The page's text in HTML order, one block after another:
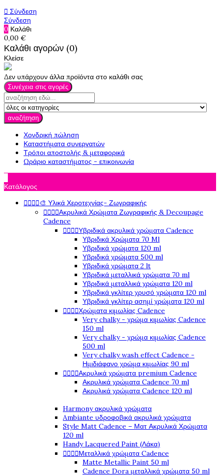
 Σύνδεση
Σύνδεση
0 Καλάθι
0,00 €
Καλάθι αγορών (0)
Κλείσε
Δεν υπάρχουν άλλα προϊόντα στο καλάθι σας
Συνέχεια στις αγορές
αναζήτηση
Χονδρική πώληση
Καταστήματα συνεργατών
Τρόποι αποστολής & μεταφορικά
Ωράριο καταστήματος - επικοινωνία
Κατάλογος
🎨 Υλικά Χεροτεχνίας- Ζωγραφικής
Ακρυλικά Χρώματα Ζωγραφικής & Decoupage
Cadence
Υβριδικά ακρυλικά χρώματα Cadence
Υβριδικά Χρώματα 70 Ml
Υβριδικά χρώματα 120 ml
Υβριδικά χρώματα 500 ml
Υβριδικά χρώματα 2 lt
Υβριδικά μεταλλικά χρώματα 70 ml
Υβριδικά μεταλλικά χρώματα 120 ml
Υβριδικά γκλίτερ χρυσό χρώματα 120 ml
Υβριδικά γκλίτερ ασημί χρώματα 120 ml
Χρώματα κιμωλίας Cadence
Very chalky - χρώμα κιμωλίας Cadence
150 ml
Very chalky - χρώμα κιμωλίας Cadence
500 ml
Very chalky wash effect Cadence -
Ημιδιάφανο χρώμα κιμωλίας 90 ml
Ακρυλικά χρώματα premium Cadence
Ακρυλικά χρώματα Cadence 70 ml
Ακρυλικά χρώματα Cadence 120 ml
Harmony ακρυλικά χρώματα
Ambiante υδροφοβικά ακρυλικά χρώματα
Style Matt Cadence – Ματ Ακρυλικά Χρώματα
120 ml
Handy Lacquered Paint (Λάκα)
Μεταλλικά χρώματα Cadence
Matte Metallic Paint 50 ml
Cadence Dora μεταλλικά χρώματα 50 ml